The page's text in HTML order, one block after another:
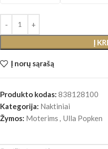
Į
Į norų sąrašą
Produkto kodas: 838128100
Kategorija: Naktiniai
Žymos: Moterims Ulla Popken